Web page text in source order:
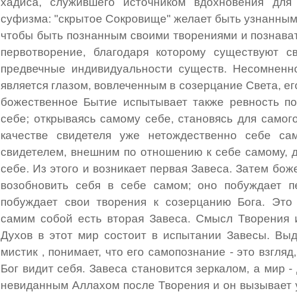
суфизма: "скрытое Сокровище" желает быть узнанным
чтобы быть познанным своими творениями и
первотворение, благодаря которому существуют
предвечные индивидуальности существ.
является глазом, вовлеченным в созерцание Света,
божественное Бытие испытывает также ревность
себе; открываясь самому себе, становясь для
качестве свидетеля уже нетождественно себе
свидетелем, внешним по отношению к себе самому,
себе. Из этого и возникает первая Завеса. Затем
возобновить себя в себе самом; оно побуждает
побуждает свои творения к созерцанию Бога.
самим собой есть вторая Завеса. Смысл Творения
Духов в этот мир состоит в испытании Завесы.
мистик , понимает, что его самопознание - это
Бог видит себя. Завеса становится зеркалом, а мир -
невиданным Аллахом после Творения и он вызывает